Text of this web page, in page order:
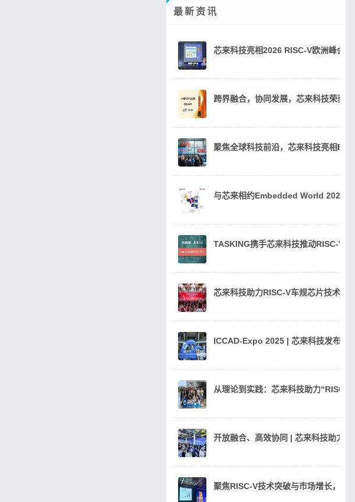
最新资讯
芯来科技亮相2026 RISC-V欧洲峰会
跨界融合，协同发展，芯来科技荣获
聚焦全球科技前沿，芯来科技亮相
与芯来相约Embedded World 2026，
TASKING携手芯来科技推动RISC-V汽
芯来科技助力RISC-V车规芯片技术与
ICCAD-Expo 2025 | 芯来科技发布
从理论到实践：芯来科技助力“RISC-
开放融合、高效协同 | 芯来科技助力
聚焦RISC-V技术突破与市场增长，芯